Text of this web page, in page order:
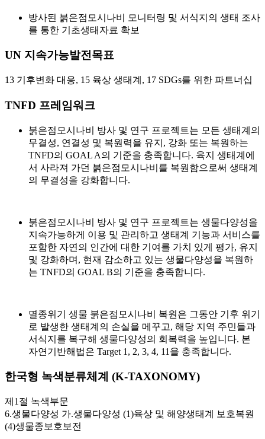
방사된 붉은점모시나비 모니터링 및 서식지의 생태 조사
를 통한 기초생태자료 확보
UN 지속가능발전목표
13 기후변화 대응, 15 육상 생태계, 17 SDGs를 위한 파트너십
TNFD 프레임워크
붉은점모시나비 방사 및 연구 프로젝트는 모든 생태계의
무결성, 연결성 및 복원력을 유지, 강화 또는 복원하는
TNFD의 GOAL A의 기준을 충족합니다. 육지 생태계에
서 사라져 가던 붉은점모시나비를 복원함으로써 생태계
의 무결성을 강화합니다.
붉은점모시나비 방사 및 연구 프로젝트는 생물다양성을
지속가능하게 이용 및 관리하고 생태계 기능과 서비스를
포함한 자연의 인간에 대한 기여를 가치 있게 평가, 유지
및 강화하며, 현재 감소하고 있는 생물다양성을 복원하
는 TNFD의 GOAL B의 기준을 충족합니다.
멸종위기 생물 붉은점모시나비 복원은 그동안 기후 위기
로 발생한 생태계의 손실을 메꾸고, 해당 지역 주민들과
서식지를 복구해 생물다양성의 회복력을 높입니다. 본
자연기반해법은 Target 1, 2, 3, 4, 11을 충족합니다.
한국형 녹색분류체계 (K-TAXONOMY)
제1절 녹색부문
6.생물다양성 가.생물다양성 (1)육상 및 해양생태계 보호복원
(4)생물종보호보전